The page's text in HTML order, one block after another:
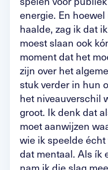
energie. En
haalde, zag ik dat
moest slaan ook
moment dat het
zijn over het
stuk verder in hun
het niveauverschil
groot. Ik denk dat
moet aanwijzen
wie ik speelde
dat mentaal. Als ík